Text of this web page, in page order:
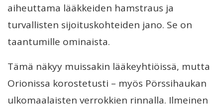
aiheuttama lääkkeiden hamstraus ja
turvallisten sijoituskohteiden jano. Se on
taantumille ominaista.
Tämä näkyy muissakin lääkeyhtiöissä, mutta
Orionissa korostetusti – myös Pörssihaukan
ulkomaalaisten verrokkien rinnalla. Ilmeinen